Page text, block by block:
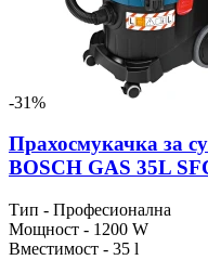
-31%
Прахосмукачка за
BOSCH GAS 35L
Тип - Професионална
Мощност - 1200 W
Вместимост - 35 l